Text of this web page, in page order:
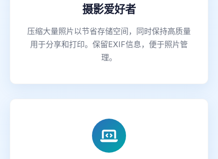
摄影爱好者
压缩大量照片以节省存储空间，同时保持高质量
用于分享和打印。保留EXIF信息，便于照片管
理。